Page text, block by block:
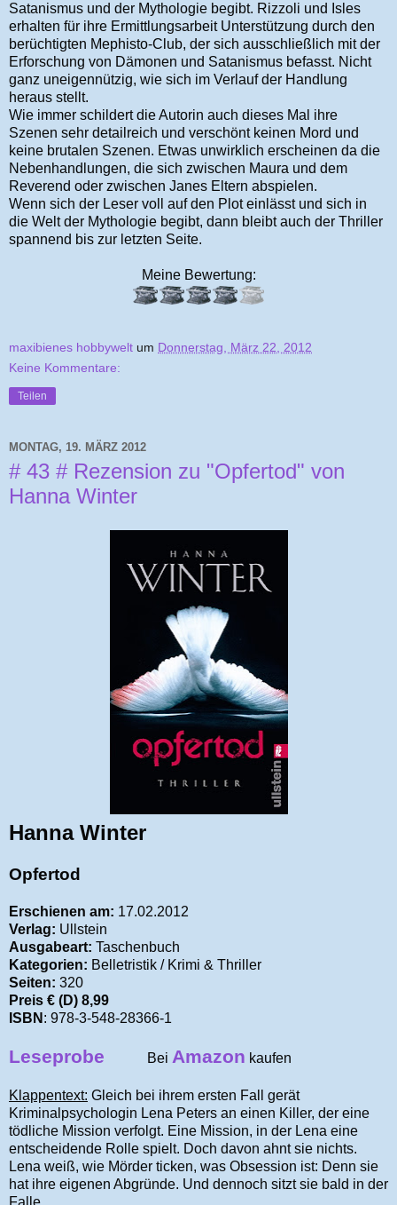
Satanismus und der Mythologie begibt. Rizzoli und Isles
erhalten für ihre Ermittlungsarbeit Unterstützung durch den
berüchtigten Mephisto-Club, der sich ausschließlich mit der
Erforschung von Dämonen und Satanismus befasst. Nicht
ganz uneigennützig, wie sich im Verlauf der Handlung
heraus stellt.
Wie immer schildert die Autorin auch dieses Mal ihre
Szenen sehr detailreich und verschönt keinen Mord und
keine brutalen Szenen. Etwas unwirklich erscheinen da die
Nebenhandlungen, die sich zwischen Maura und dem
Reverend oder zwischen Janes Eltern abspielen.
Wenn sich der Leser voll auf den Plot einlässt und sich in
die Welt der Mythologie begibt, dann bleibt auch der Thriller
spannend bis zur letzten Seite.
Meine Bewertung:
maxibienes hobbywelt um Donnerstag, März 22, 2012
Keine Kommentare:
Teilen
MONTAG, 19. MÄRZ 2012
# 43 # Rezension zu "Opfertod" von
Hanna Winter
Hanna Winter
Opfertod
Erschienen am: 17.02.2012
Verlag: Ullstein
Ausgabeart: Taschenbuch
Kategorien: Belletristik / Krimi & Thriller
Seiten: 320
Preis € (D) 8,99
ISBN : 978-3-548-28366-1
Leseprobe Bei Amazon kaufen
Klappentext: Gleich bei ihrem ersten Fall gerät
Kriminalpsychologin Lena Peters an einen Killer, der eine
tödliche Mission verfolgt. Eine Mission, in der Lena eine
entscheidende Rolle spielt. Doch davon ahnt sie nichts.
Lena weiß, wie Mörder ticken, was Obsession ist: Denn sie
hat ihre eigenen Abgründe. Und dennoch sitzt sie bald in der
Falle.